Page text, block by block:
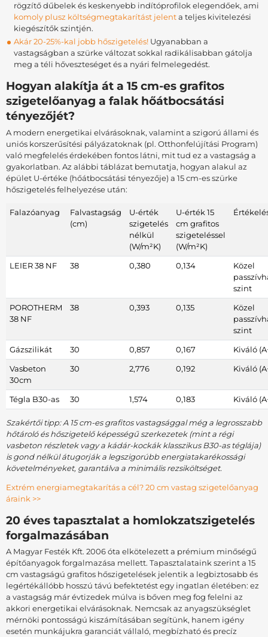
rögzítő dűbelek és keskenyebb indítóprofilok elegendőek, ami
komoly plusz költségmegtakarítást jelenta teljes kivitelezési
kiegészítők szintjén.
Akár 20-25%-kal jobb hőszigetelés!Ugyanabban a
vastagságban a szürke változat sokkal radikálisabban gátolja
meg a téli hőveszteséget és a nyári felmelegedést.
Hogyan alakítja át a 15 cm-es grafitos
szigetelőanyag a falak hőátbocsátási
tényezőjét?
A modern energetikai elvárásoknak, valamint a szigorú állami és
uniós korszerűsítési pályázatoknak (pl. Otthonfelújítási Program)
való megfelelés érdekében fontos látni, mit tud ez a vastagság a
gyakorlatban. Az alábbi táblázat bemutatja, hogyan alakul az
épület U-értéke (hőátbocsátási tényezője) a 15 cm-es szürke
hőszigetelés felhelyezése után:
Falazóanyag
Falvastagság
(cm)
U-érték
szigetelés
nélkül
(W/m²K)
U-érték 15
cm grafitos
szigeteléssel
(W/m²K)
LEIER 38 NF 38 0,380 0,134
Közel
szint
POROTHERM
38 NF
38 0,393 0,135
Közel
szint
Gázszilikát
30 0,857 0,167
Kiváló
Vasbeton
30cm
30 2,776 0,192 Kiváló
Tégla B30-as 30 1,574 0,183 Kiváló
Szakértői tipp: A 15 cm-es grafitos vastagsággal még a legrosszabb
hőtároló és hőszigetelő képességű szerkezetek (mint a régi
vasbeton részletek vagy a kádár-kockák klasszikus B30-as téglája)
is gond nélkül átugorják a legszigorúbb energiatakarékossági
követelményeket, garantálva a minimális rezsiköltséget.
Extrém energiamegtakarítás a cél? 20 cm vastag szigetelőanyag
áraink >>
20 éves tapasztalat a homlokzatszigetelés
forgalmazásában
A Magyar Festék Kft. 2006 óta elkötelezett a prémium minőségű
építőanyagok forgalmazása mellett. Tapasztalataink szerint a 15
cm vastagságú grafitos hőszigetelések jelentik a legbiztosabb és
legértékállóbb hosszú távú befektetést egy ingatlan életében: ez
a vastagság már évtizedek múlva is bőven meg fog felelni az
akkori energetikai elvárásoknak. Nemcsak az anyagszükséglet
mérnöki pontosságú kiszámításában segítünk, hanem igény
esetén munkájukra garanciát vállaló, megbízható és precíz